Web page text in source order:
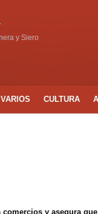
y Siero
VARIOS CULTURA
y asegura